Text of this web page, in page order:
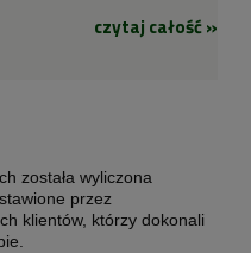
czytaj całość »
została wyliczona
przez
klientów, którzy dokonali